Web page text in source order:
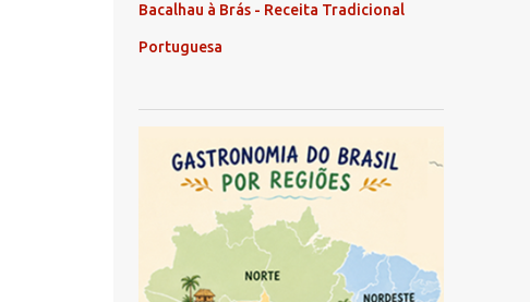
Bacalhau à Brás - Receita Tradicional
Portuguesa